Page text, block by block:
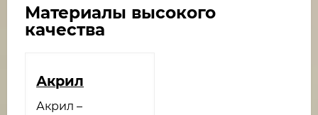
Материалы высокого
качества
Акрил
Акрил –